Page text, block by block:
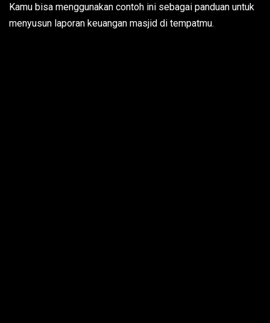
Kamu bisa menggunakan contoh ini sebagai panduan untuk
menyusun laporan keuangan masjid di tempatmu.